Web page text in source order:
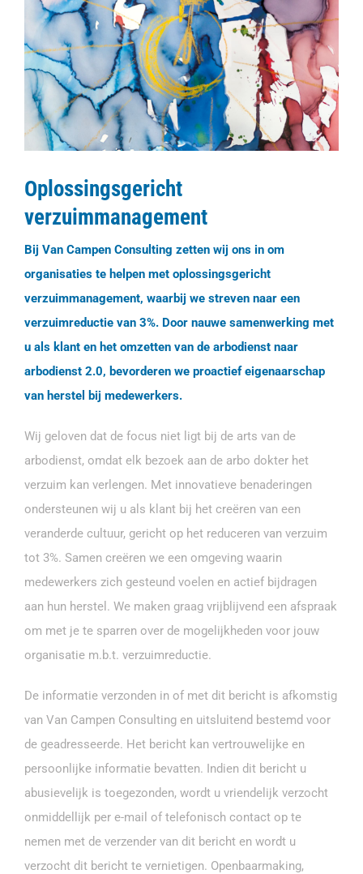
Oplossingsgericht
verzuimmanagement
Bij Van Campen Consulting zetten wij ons in om
organisaties te helpen met oplossingsgericht
verzuimmanagement, waarbij we streven naar een
verzuimreductie van 3%. Door nauwe samenwerking met
u als klant en het omzetten van de arbodienst naar
arbodienst 2.0, bevorderen we proactief eigenaarschap
van herstel bij medewerkers.
Wij geloven dat de focus niet ligt bij de arts van de
arbodienst, omdat elk bezoek aan de arbo dokter het
verzuim kan verlengen. Met innovatieve benaderingen
ondersteunen wij u als klant bij het creëren van een
veranderde cultuur, gericht op het reduceren van verzuim
tot 3%. Samen creëren we een omgeving waarin
medewerkers zich gesteund voelen en actief bijdragen
aan hun herstel. We maken graag vrijblijvend een afspraak
om met je te sparren over de mogelijkheden voor jouw
organisatie m.b.t. verzuimreductie.
De informatie verzonden in of met dit bericht is afkomstig
van Van Campen Consulting en uitsluitend bestemd voor
de geadresseerde. Het bericht kan vertrouwelijke en
persoonlijke informatie bevatten. Indien dit bericht u
abusievelijk is toegezonden, wordt u vriendelijk verzocht
onmiddellijk per e-mail of telefonisch contact op te
nemen met de verzender van dit bericht en wordt u
verzocht dit bericht te vernietigen. Openbaarmaking,